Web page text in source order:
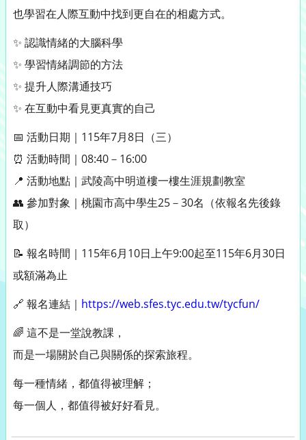
也學習在人際互動中找到更自在的相處方式。
✨ 認識情緒的大腦科學
✨ 學習情緒調節的方法
✨ 提升人際溝通技巧
✨ 在互動中看見更真實的自己
📅 活動日期｜115年7月8日（三）
⏰ 活動時間｜08:40－16:00
📍 活動地點｜武陵高中明道樓一樓生涯規劃教室
👥 參加對象｜桃園市高中學生25－30名（依報名先後錄
取）
📝 報名時間｜115年6月10日上午9:00起至115年6月30日
或額滿為止
🔗 報名連結｜ https://web.sfes.tyc.edu.tw/tycfun/
🌈 這不是一堂說教課，
而是一場關於自己與關係的探索旅程。
每一種情緒，都值得被理解；
每一個人，都值得被好好看見。